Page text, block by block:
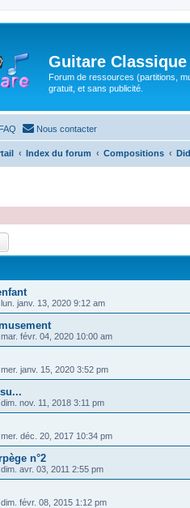
Guitare Classique
Forum de ressources (partitions,
gratuit, et sans publicité.
FAQ Nous contacter
Index du forum Compositions
lun. janv. 13, 2020 9:12 am
mar. févr. 04, 2020 10:00 am
mer. janv. 15, 2020 3:52 pm
dim. nov. 11, 2018 3:11 pm
mer. déc. 20, 2017 10:34 pm
n°2
dim. avr. 03, 2011 2:55 pm
dim. févr. 08, 2015 1:12 pm